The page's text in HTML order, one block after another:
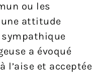
ou les
attitude
sympathique
a évoqué
l’aise et acceptée